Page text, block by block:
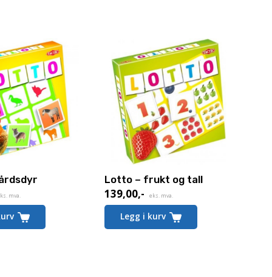
mva.
Lotto – frukt og tall
139,00,- eks. mva.
Legg i kurv